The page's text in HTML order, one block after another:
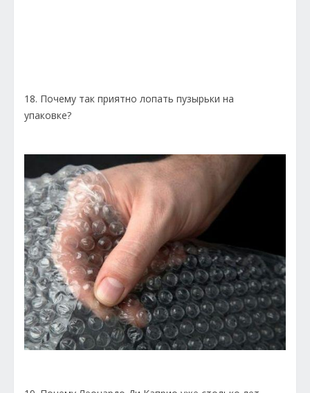
18. Почему так приятно лопать пузырьки на
упаковке?